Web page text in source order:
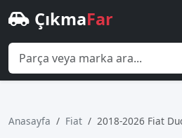
ÇıkmaFar
Anasayfa Fiat 2018-2026 Fiat